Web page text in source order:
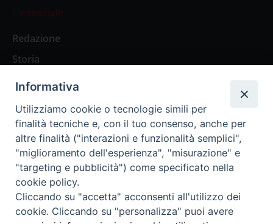
L’editoriale
Redazione
Storia
Abbonamenti
Abbonamento Annuale Digitale
Abbonamento Annuale Cartaceo
Abbonamento Singola Copia Digitale
Informativa
Utilizziamo cookie o tecnologie simili per
finalità tecniche e, con il tuo consenso, anche per
altre finalità ("interazioni e funzionalità semplici",
"miglioramento dell'esperienza", "misurazione" e
"targeting e pubblicità") come specificato nella
cookie policy.
Cliccando su "accetta" acconsenti all'utilizzo dei
cookie. Cliccando su "personalizza" puoi avere